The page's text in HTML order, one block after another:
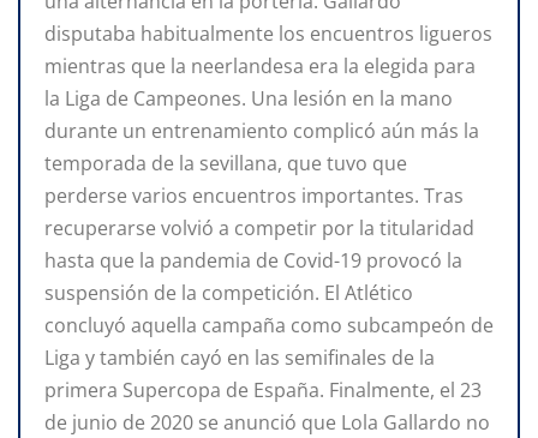
disputaba habitualmente los encuentros ligueros
mientras que la neerlandesa era la elegida para
la Liga de Campeones. Una lesión en la mano
durante un entrenamiento complicó aún más la
temporada de la sevillana, que tuvo que
perderse varios encuentros importantes. Tras
recuperarse volvió a competir por la titularidad
hasta que la pandemia de Covid-19 provocó la
suspensión de la competición. El Atlético
concluyó aquella campaña como subcampeón de
Liga y también cayó en las semifinales de la
primera Supercopa de España. Finalmente, el 23
de junio de 2020 se anunció que Lola Gallardo no